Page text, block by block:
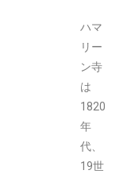
ハマ
リー
ン寺
は
1820
年
代、
19世